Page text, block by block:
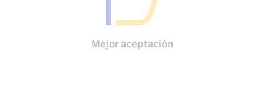
Mejor aceptación